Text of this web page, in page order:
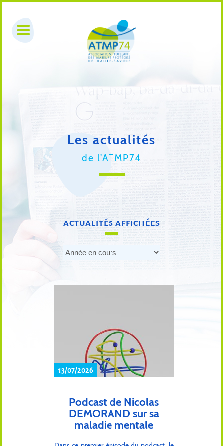
Les actualités
de l'ATMP74
ACTUALITÉS AFFICHÉES
13/07/2026
Podcast de Nicolas
DEMORAND sur sa
maladie mentale